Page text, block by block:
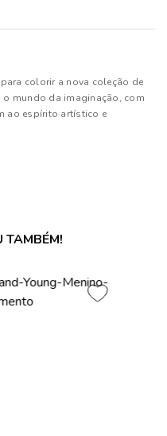
colorir a nova coleção de
o mundo da imaginação, com
ao espírito artístico e
TAMBÉM!